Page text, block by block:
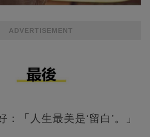
ADVERTISEMENT
：「人生最美是‘留白’。」